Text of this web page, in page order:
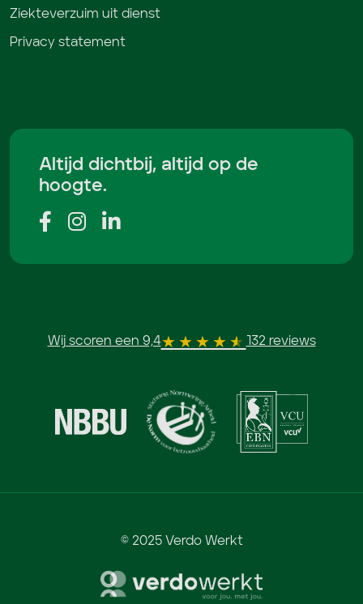
Ziekteverzuim uit dienst
Privacy statement
Altijd dichtbij, altijd op de
hoogte.
Wij scoren een 9,4 132 reviews
© 2025 Verdo Werkt